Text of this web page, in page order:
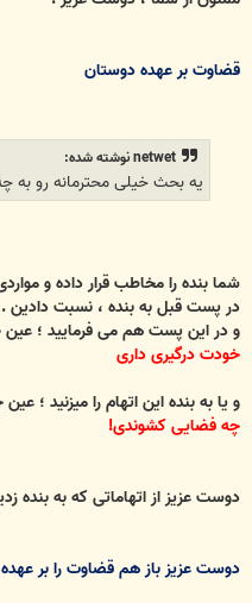
قضاوت بر عهده دوستان
netwet نوشته شده:
یه بحث خیلی محترمانه رو
شما بنده را مخاطب قرار داده و
در پست قبل به بنده ، نسبت دادین .
و در این پست هم می فرمایید ؛
خودت درگیری داری
و یا به بنده این اتهام را میزنید ؛
چه فضایی کشوندی!
دوست عزیز از اتهاماتی که به بنده
دوست عزیز باز هم قضاوت را بر